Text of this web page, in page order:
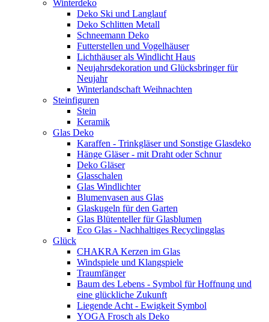
Winterdeko
Deko Ski und Langlauf
Deko Schlitten Metall
Schneemann Deko
Futterstellen und Vogelhäuser
Lichthäuser als Windlicht Haus
Neujahrsdekoration und Glücksbringer für
Neujahr
Winterlandschaft Weihnachten
Steinfiguren
Stein
Keramik
Glas Deko
Karaffen - Trinkgläser und Sonstige Glasdeko
Hänge Gläser - mit Draht oder Schnur
Deko Gläser
Glasschalen
Glas Windlichter
Blumenvasen aus Glas
Glaskugeln für den Garten
Glas Blütenteller für Glasblumen
Eco Glas - Nachhaltiges Recyclingglas
Glück
CHAKRA Kerzen im Glas
Windspiele und Klangspiele
Traumfänger
Baum des Lebens - Symbol für Hoffnung und
eine glückliche Zukunft
Liegende Acht - Ewigkeit Symbol
YOGA Frosch als Deko